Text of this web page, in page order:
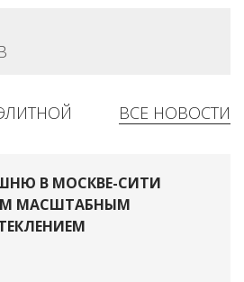
ВСЕ НОВОСТИ
В МОСКВЕ-СИТИ
МАСШТАБНЫМ